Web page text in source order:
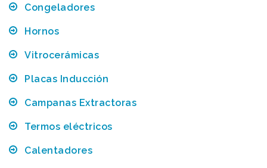
Congeladores
Hornos
Vitrocerámicas
Placas Inducción
Campanas Extractoras
Termos eléctricos
Calentadores